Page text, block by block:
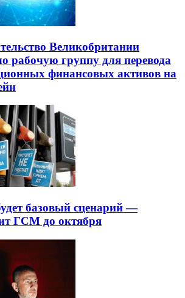
Великобритании
рабочую группу для перевода
финансовых активов на
базовый сценарий —
ГСМ до октября